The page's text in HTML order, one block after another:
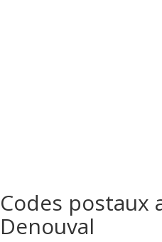
Codes postaux
Denouval